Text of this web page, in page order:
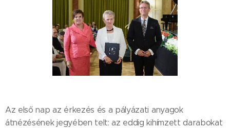
Az első nap az érkezés és a pályázati anyagok
átnézésének jegyében telt: az eddig kihímzett darabokat